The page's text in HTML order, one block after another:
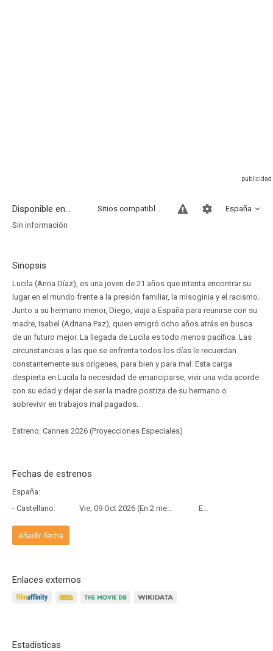
Disponible en... España
Sitios compatibles
Sin información
Sinopsis
Lucila (Anna Díaz), es una joven de 21 años que intenta encontrar su
lugar en el mundo frente a la presión familiar, la misoginia y el racismo.
Junto a su hermano menor, Diego, viaja a España para reunirse con su
madre, Isabel (Adriana Paz), quien emigró ocho años atrás en busca
de un futuro mejor. La llegada de Lucila es todo menos pacífica. Las
circunstancias a las que se enfrenta todos los días le recuerdan
constantemente sus orígenes, para bien y para mal. Esta carga
despierta en Lucila la necesidad de emanciparse, vivir una vida acorde
con su edad y dejar de ser la madre postiza de su hermano o
sobrevivir en trabajos mal pagados.
Estreno: Cannes 2026 (Proyecciones Especiales)
Fechas de estrenos
España:
- Castellano:
Vie, 09 Oct 2026 (En 2 meses y 3 días) Estreno
Añadir fecha
Enlaces externos
Estadísticas